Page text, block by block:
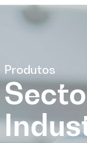
Produtos